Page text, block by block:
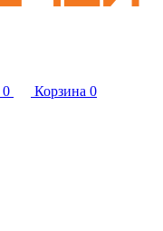
0 Корзина 0